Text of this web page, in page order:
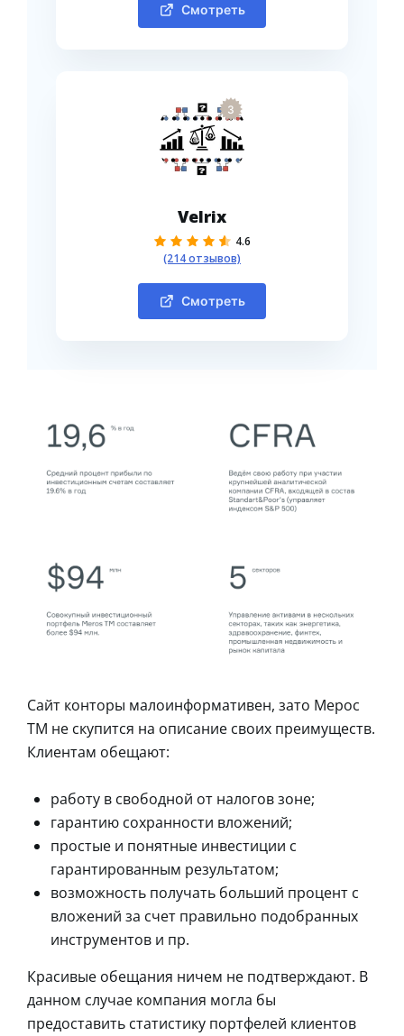
Смотреть
3
Velrix
4.6
(214 отзывов)
Смотреть
Сайт конторы малоинформативен, зато Мерос
ТМ не скупится на описание своих преимуществ.
Клиентам обещают:
работу в свободной от налогов зоне;
гарантию сохранности вложений;
простые и понятные инвестиции с
гарантированным результатом;
возможность получать больший процент с
вложений за счет правильно подобранных
инструментов и пр.
Красивые обещания ничем не подтверждают. В
данном случае компания могла бы
предоставить статистику портфелей клиентов